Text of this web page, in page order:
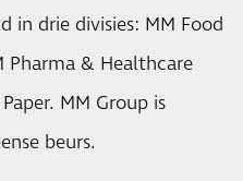
in drie divisies: MM Food
Pharma & Healthcare
MM Group is
beurs.